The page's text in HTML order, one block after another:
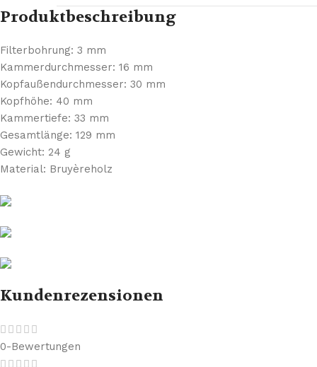
Produktbeschreibung
Filterbohrung: 3 mm
Kammerdurchmesser: 16 mm
Kopfaußendurchmesser: 30 mm
Kopfhöhe: 40 mm
Kammertiefe: 33 mm
Gesamtlänge: 129 mm
Gewicht: 24 g
Material: Bruyèreholz
Kundenrezensionen
0-Bewertungen